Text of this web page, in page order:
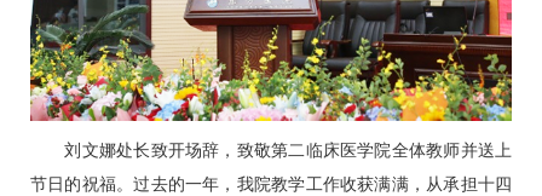
刘文娜处长致开场辞，致敬第二临床医学院全体教师并送上
节日的祝福。过去的一年，我院教学工作收获满满，从承担十四